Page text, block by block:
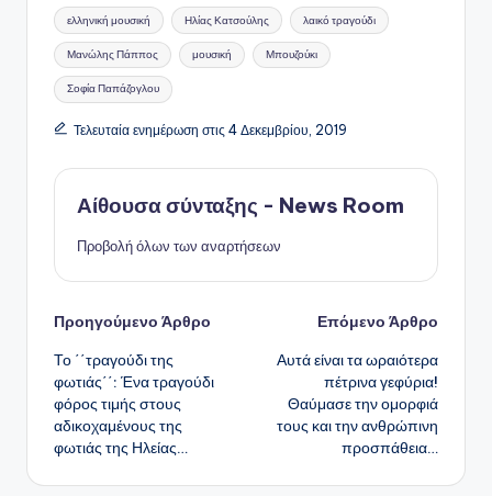
Ετικέτες:
ελληνική μουσική Ηλίας Κατσούλης λαικό τραγούδι
Μανώλης Πάππος μουσική Μπουζούκι
Σοφία Παπάζογλου
Τελευταία ενημέρωση στις 4 Δεκεμβρίου, 2019
Αίθουσα σύνταξης - News Room
Προβολή όλων των αναρτήσεων
Πλοήγηση
δημοσιεύσεων
Προηγούμενο Άρθρο
Το ΄΄τραγούδι της
φωτιάς΄΄: Ένα τραγούδι
φόρος τιμής στους
αδικοχαμένους της
φωτιάς της Ηλείας…
Επόμενο Άρθρο
Αυτά είναι τα ωραιότερα
πέτρινα γεφύρια!
Θαύμασε την ομορφιά
τους και την ανθρώπινη
προσπάθεια…